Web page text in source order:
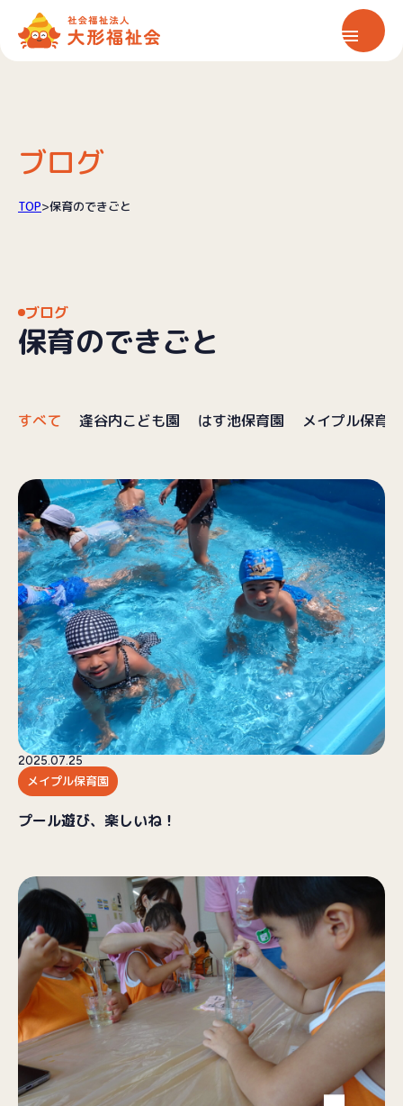
大形福祉会について
保育サービス
情報公開
採用情報
お問い合わせ
プライバシーポリシー
025-257-9633
ブログ
TOP>保育のできごと
ブログ
保育のできごと
すべて 逢谷内こども園 はす池保育園 メイプル保育園
2025.07.25
メイプル保育園
プール遊び、楽しいね！